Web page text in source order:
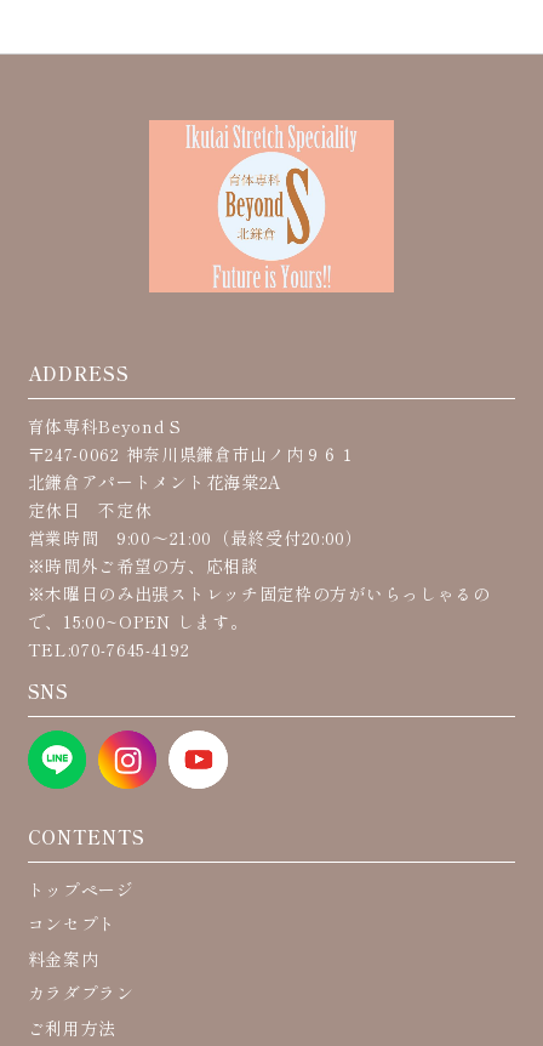
ADDRESS
育体専科Beyond S
〒247-0062 神奈川県鎌倉市山ノ内９６１
北鎌倉アパートメント花海棠2A
定休日 不定休
営業時間 9:00〜21:00（最終受付20:00）
※時間外ご希望の方、応相談
※木曜日のみ出張ストレッチ固定枠の方がいらっしゃるの
で、15:00~OPEN します。
TEL:070-7645-4192
SNS
CONTENTS
トップページ
コンセプト
料金案内
カラダプラン
ご利用方法